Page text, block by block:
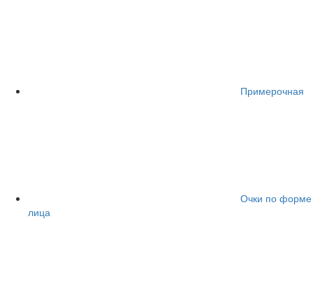
Примерочная
Очки по форме
лица